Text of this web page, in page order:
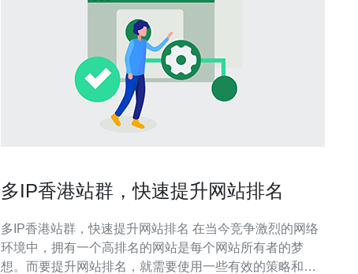
多IP香港站群，快速提升网站排名
多IP香港站群，快速提升网站排名 在当今竞争激烈的网络
环境中，拥有一个高排名的网站是每个网站所有者的梦
想。而要提升网站排名，就需要使用一些有效的策略和技